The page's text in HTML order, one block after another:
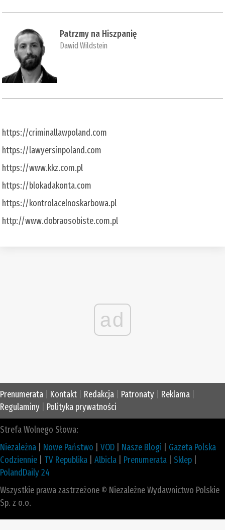
Patrzmy na Hiszpanię
Dawid Wildstein
https://criminallawpoland.com
https://lawyersinpoland.com
https://www.kkz.com.pl
https://blokadakonta.com
https://kontrolacelnoskarbowa.pl
http://www.dobraosobiste.com.pl
ad
Prenumerata Kontakt Redakcja Patronaty Reklama
Regulaminy
Polityka prywatności
Strefa Wolnego Słowa:
Niezależna
Nowe Państwo VOD Nasze Blogi
Gazeta Polska
Codziennie
TV Republika Albicla Prenumerata Sklep
PolandDaily 24
Wszystkie prawa zastrzeżone © Niezależne Wydawnictwo Polskie
Sp. z o.o.